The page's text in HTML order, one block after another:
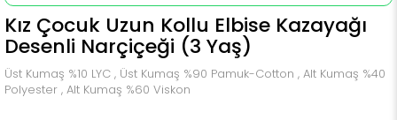
Kız Çocuk Uzun Kollu Elbise Kazayağı
Desenli Narçiçeği (3 Yaş)
Üst Kumaş %10 LYC , Üst Kumaş %90 Pamuk-Cotton , Alt Kumaş %40
Polyester , Alt Kumaş %60 Viskon